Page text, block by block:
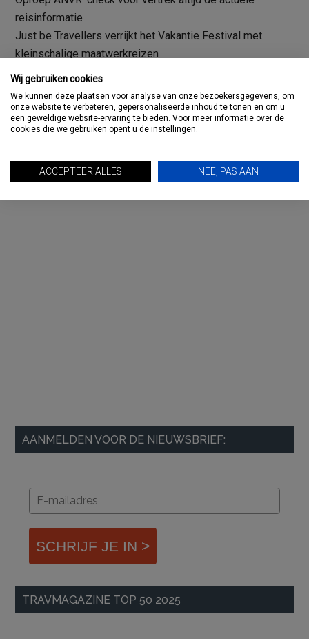
reisinformatie
Just be Travellers verrijkt het Vakantie Festival met
kleinschalige maatwerkreizen
Primaire
Sidebar
AANMELDEN VOOR DE NIEUWSBRIEF:
SCHRIJF JE IN >
TRAVMAGAZINE TOP 50 2025
Wij gebruiken cookies
We kunnen deze plaatsen voor analyse van onze bezoekersgegevens, om
onze website te verbeteren, gepersonaliseerde inhoud te tonen en om u
een geweldige website-ervaring te bieden. Voor meer informatie over de
cookies die we gebruiken opent u de instellingen.
ACCEPTEER ALLES NEE, PAS AAN